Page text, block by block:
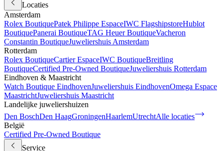
Locaties
Amsterdam
Rolex BoutiquePatek Philippe EspaceIWC FlagshipstoreHublot
BoutiquePanerai BoutiqueTAG Heuer BoutiqueVacheron
Constantin BoutiqueJuweliershuis Amsterdam
Rotterdam
Rolex BoutiqueCartier EspaceIWC BoutiqueBreitling
BoutiqueCertified Pre-Owned BoutiqueJuweliershuis Rotterdam
Eindhoven & Maastricht
Watch Boutique EindhovenJuweliershuis EindhovenOmega Espace
MaastrichtJuweliershuis Maastricht
Landelijke juweliershuizen
Den BoschDen HaagGroningenHaarlemUtrechtAlle locaties
België
Certified Pre-Owned Boutique
Service